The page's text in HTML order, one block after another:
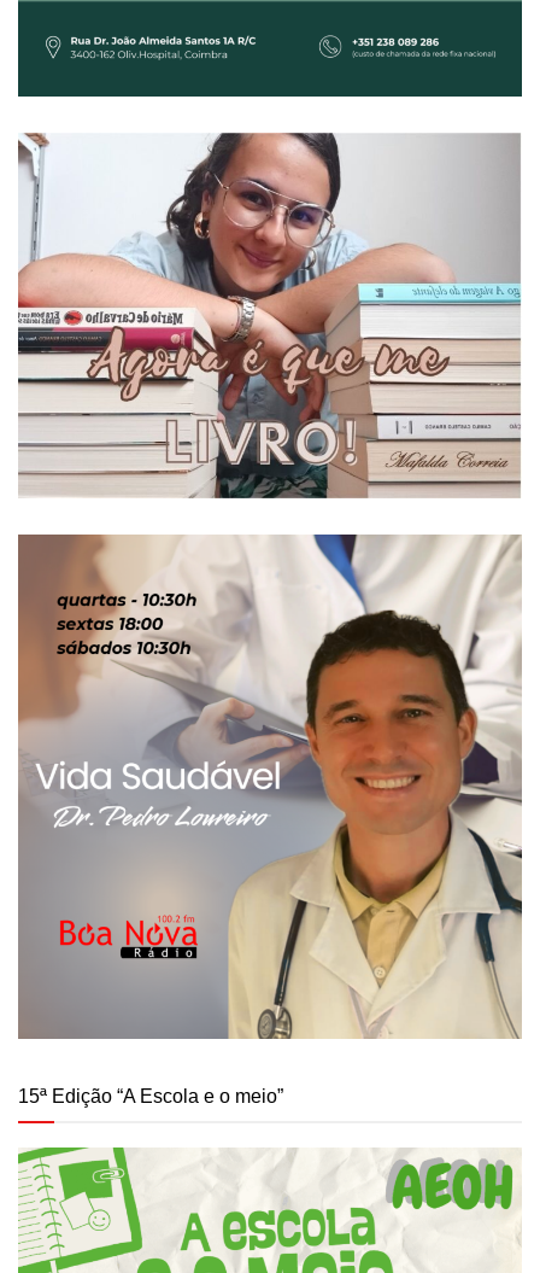
15ª Edição “A Escola e o meio”